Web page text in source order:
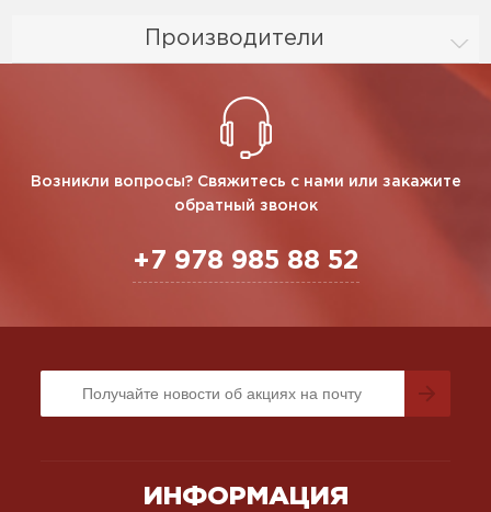
Производители
Возникли вопросы? Свяжитесь с нами или закажите
обратный звонок
+7 978 985 88 52
ИНФОРМАЦИЯ